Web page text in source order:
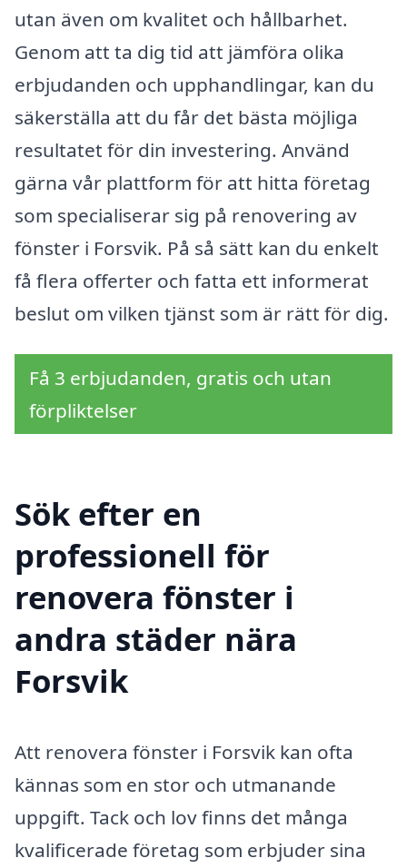
utan även om kvalitet och hållbarhet.
Genom att ta dig tid att jämföra olika
erbjudanden och upphandlingar, kan du
säkerställa att du får det bästa möjliga
resultatet för din investering. Använd
gärna vår plattform för att hitta företag
som specialiserar sig på renovering av
fönster i Forsvik. På så sätt kan du enkelt
få flera offerter och fatta ett informerat
beslut om vilken tjänst som är rätt för dig.
Få 3 erbjudanden, gratis och utan
förpliktelser
Sök efter en
professionell för
renovera fönster i
andra städer nära
Forsvik
Att renovera fönster i Forsvik kan ofta
kännas som en stor och utmanande
uppgift. Tack och lov finns det många
kvalificerade företag som erbjuder sina